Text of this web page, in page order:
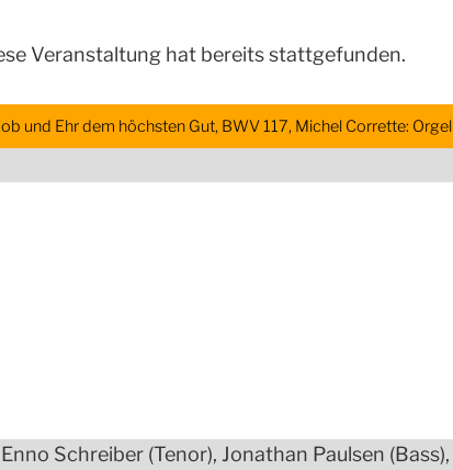
Veranstaltung hat bereits stattgefunden.
und Ehr dem höchsten Gut, BWV 117, Michel Corrette:
Schreiber (Tenor), Jonathan Paulsen